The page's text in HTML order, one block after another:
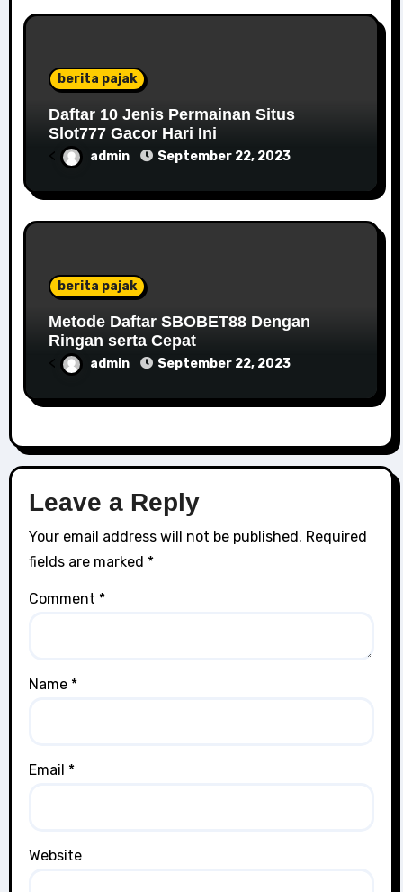
berita pajak
Daftar 10 Jenis Permainan Situs
Slot777 Gacor Hari Ini
< admin September 22, 2023
berita pajak
Metode Daftar SBOBET88 Dengan
Ringan serta Cepat
< admin September 22, 2023
Leave a Reply
Your email address will not be published. Required
fields are marked *
Comment *
Name *
Email *
Website